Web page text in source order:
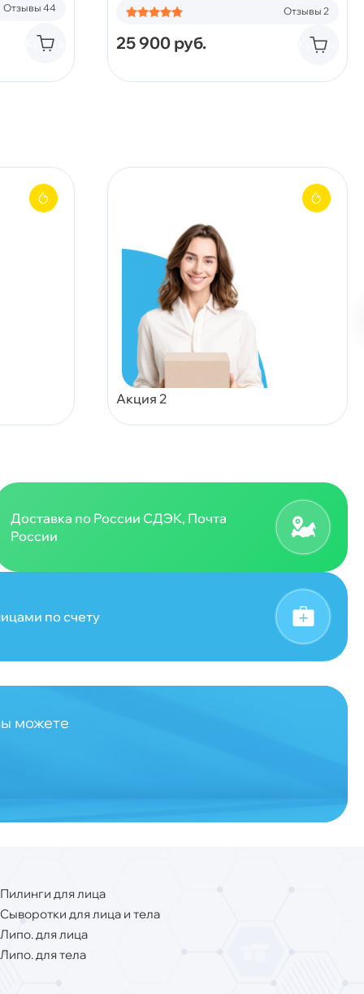
Отзывы 44
Купить
Отзывы 2
25 900 руб. Купить
Акция 2
Доставка по России СДЭК, Почта
России
по счету
можете
Пилинги для лица
Сыворотки для лица и тела
Липо. для лица
Липо. для тела